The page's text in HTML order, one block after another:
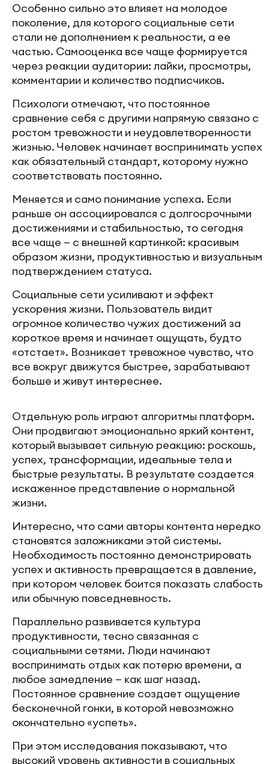
Особенно сильно это влияет на молодое
поколение, для которого социальные сети
стали не дополнением к реальности, а ее
частью. Самооценка все чаще формируется
через реакции аудитории: лайки, просмотры,
комментарии и количество подписчиков.
Психологи отмечают, что постоянное
сравнение себя с другими напрямую связано с
ростом тревожности и неудовлетворенности
жизнью. Человек начинает воспринимать успех
как обязательный стандарт, которому нужно
соответствовать постоянно.
Меняется и само понимание успеха. Если
раньше он ассоциировался с долгосрочными
достижениями и стабильностью, то сегодня
все чаще — с внешней картинкой: красивым
образом жизни, продуктивностью и визуальным
подтверждением статуса.
Социальные сети усиливают и эффект
ускорения жизни. Пользователь видит
огромное количество чужих достижений за
короткое время и начинает ощущать, будто
«отстает». Возникает тревожное чувство, что
все вокруг движутся быстрее, зарабатывают
больше и живут интереснее.
Отдельную роль играют алгоритмы платформ.
Они продвигают эмоционально яркий контент,
который вызывает сильную реакцию: роскошь,
успех, трансформации, идеальные тела и
быстрые результаты. В результате создается
искаженное представление о нормальной
жизни.
Интересно, что сами авторы контента нередко
становятся заложниками этой системы.
Необходимость постоянно демонстрировать
успех и активность превращается в давление,
при котором человек боится показать слабость
или обычную повседневность.
Параллельно развивается культура
продуктивности, тесно связанная с
социальными сетями. Люди начинают
воспринимать отдых как потерю времени, а
любое замедление — как шаг назад.
Постоянное сравнение создает ощущение
бесконечной гонки, в которой невозможно
окончательно «успеть».
При этом исследования показывают, что
высокий уровень активности в социальных